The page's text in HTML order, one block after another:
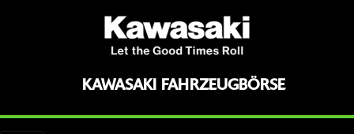
KAWASAKI FAHRZEUGBÖRSE